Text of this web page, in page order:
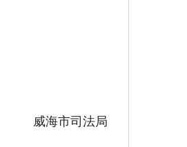
威海市司法局